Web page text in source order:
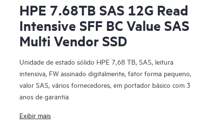
HPE 7.68TB SAS 12G Read
Intensive SFF BC Value SAS
Multi Vendor SSD
Unidade de estado sólido HPE 7,68 TB, SAS, leitura
intensiva, FW assinado digitalmente, fator forma pequeno,
valor SAS, vários fornecedores, em portador básico com 3
anos de garantia
Exibir mais